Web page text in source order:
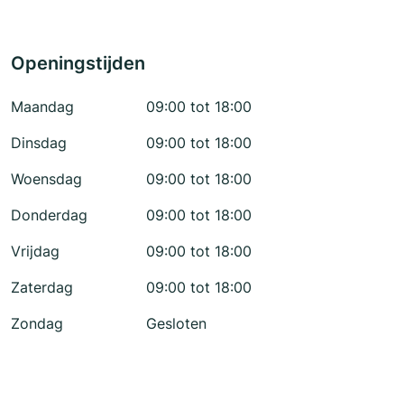
Openingstijden
Maandag
09:00 tot 18:00
Dinsdag
09:00 tot 18:00
Woensdag
09:00 tot 18:00
Donderdag
09:00 tot 18:00
Vrijdag
09:00 tot 18:00
Zaterdag
09:00 tot 18:00
Zondag
Gesloten